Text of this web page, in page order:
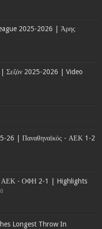
2025-2026 | Άρης
| Σεζόν 2025-2026 | Video
26 | Παναθηναϊκός - ΑΕΚ 1-2
| ΑΕΚ - ΟΦΗ 2-1 | Highlights
0
Longest Throw In